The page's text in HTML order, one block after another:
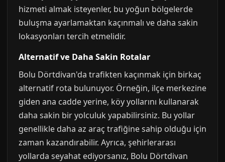
hizmeti almak isteyenler, bu yoğun bölgelerde
buluşma ayarlamaktan kaçınmalı ve daha sakin
lokasyonları tercih etmelidir.
Alternatif ve Daha Sakin Rotalar
Bolu Dörtdivan'da trafikten kaçınmak için birkaç
alternatif rota bulunuyor. Örneğin, ilçe merkezine
giden ana cadde yerine, köy yollarını kullanarak
daha sakin bir yolculuk yapabilirsiniz. Bu yollar
genellikle daha az araç trafiğine sahip olduğu için
zaman kazandırabilir. Ayrıca, şehirlerarası
yollarda seyahat ediyorsanız, Bolu Dörtdivan